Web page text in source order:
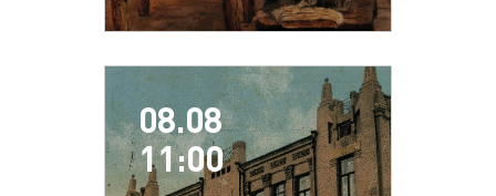
08.08
11:00